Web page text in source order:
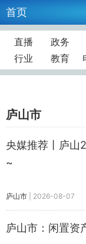
首页
直播 政务
行业
教育
庐山市
央媒推荐丨庐
~
庐山市 2026-08-07
庐山市：闲置资